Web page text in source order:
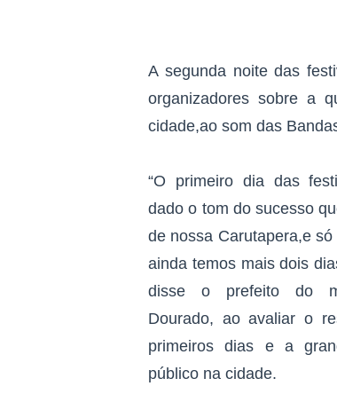
A segunda noite das
organizadores sobre a
cidade,ao som das
“O primeiro dia das
dado o tom do sucesso
de nossa Carutapera,e
ainda temos mais dois
disse o prefeito do
Dourado, ao avaliar o
primeiros dias e a
público na cidade.